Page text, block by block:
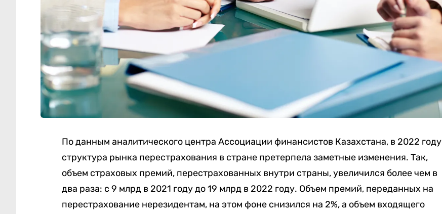
По данным аналитического центра Ассоциации финансистов Казахстана, в 2022 году
структура рынка перестрахования в стране претерпела заметные изменения. Так,
объем страховых премий, перестрахованных внутри страны, увеличился более чем в
два раза: с 9 млрд в 2021 году до 19 млрд в 2022 году. Объем премий, переданных на
перестрахование нерезидентам, на этом фоне снизился на 2%, а объем входящего